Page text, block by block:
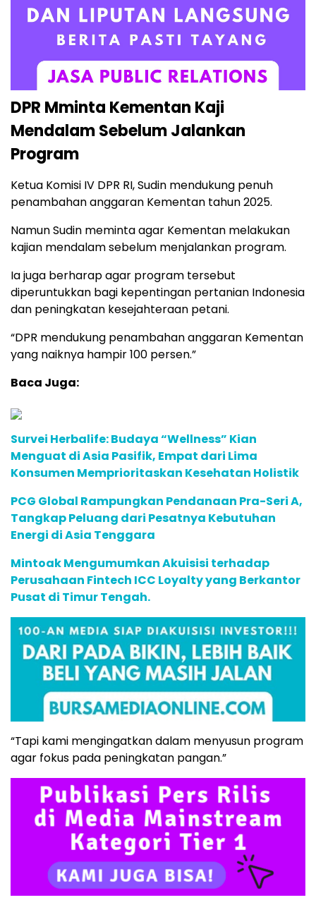
DPR Mminta Kementan Kaji
Mendalam Sebelum Jalankan
Program
Ketua Komisi IV DPR RI, Sudin mendukung penuh
penambahan anggaran Kementan tahun 2025.
Namun Sudin meminta agar Kementan melakukan
kajian mendalam sebelum menjalankan program.
Ia juga berharap agar program tersebut
diperuntukkan bagi kepentingan pertanian Indonesia
dan peningkatan kesejahteraan petani.
“DPR mendukung penambahan anggaran Kementan
yang naiknya hampir 100 persen.”
Baca Juga:
Survei Herbalife: Budaya “Wellness” Kian
Menguat di Asia Pasifik, Empat dari Lima
Konsumen Memprioritaskan Kesehatan Holistik
PCG Global Rampungkan Pendanaan Pra-Seri A,
Tangkap Peluang dari Pesatnya Kebutuhan
Energi di Asia Tenggara
Mintoak Mengumumkan Akuisisi terhadap
Perusahaan Fintech ICC Loyalty yang Berkantor
Pusat di Timur Tengah.
“Tapi kami mengingatkan dalam menyusun program
agar fokus pada peningkatan pangan.”